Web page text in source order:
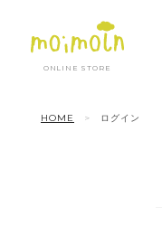
ONLINE STORE
HOME ログイン